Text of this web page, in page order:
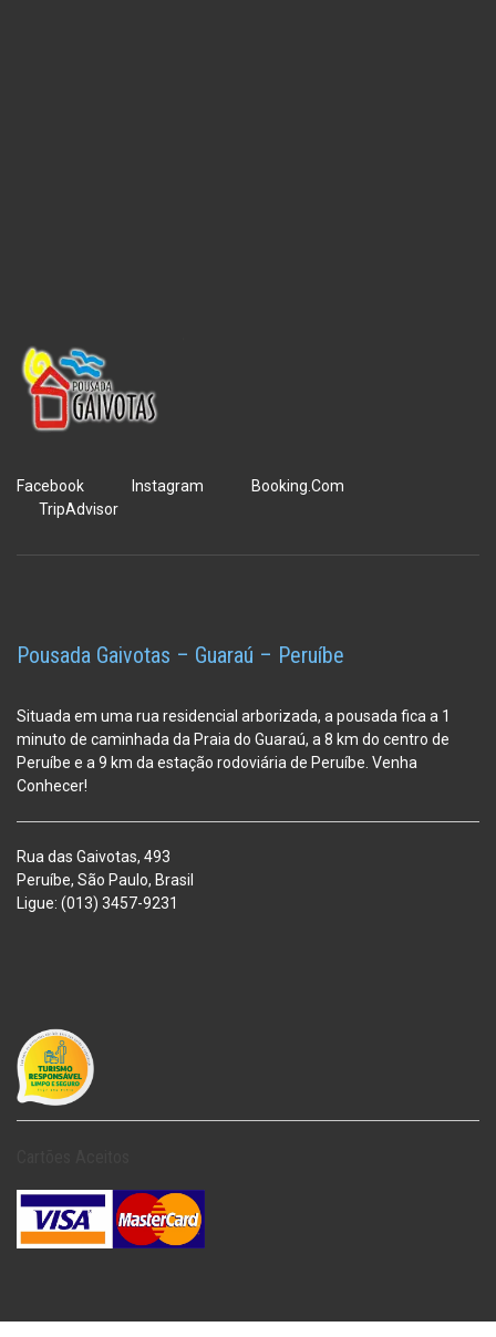
Facebook Instagram
Booking.Com
TripAdvisor
Pousada Gaivotas – Guaraú – Peruíbe
Situada em uma rua residencial arborizada, a pousada fica a 1
minuto de caminhada da Praia do Guaraú, a 8 km do centro de
Peruíbe e a 9 km da estação rodoviária de Peruíbe. Venha
Conhecer!
Rua das Gaivotas, 493
Peruíbe, São Paulo, Brasil
Ligue: (013) 3457-9231